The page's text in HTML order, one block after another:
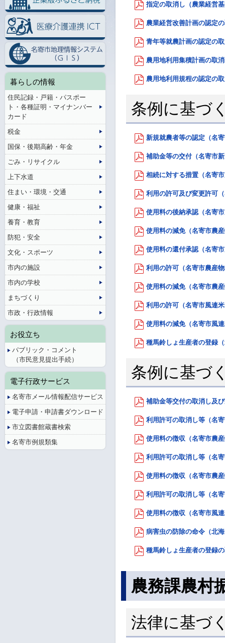
指定の取消し（農業経営
農業経営改善計画の認定
青年等就農計画の認定の
農用地利用集積計画の取
農用地利用規程の認定の
条例に基づ
新規就農者等の認定（名
補助金等の交付（名寄市
相続に対する措置（名寄
利用の許可及び変更許可
使用料の後納承認（名寄
使用料の減免（名寄市農
使用料の還付承認（名寄
利用の許可（名寄市農産
使用料の減免（名寄市農
利用の許可（名寄市風連
使用料の減免（名寄市風
種馬鈴しょ生産者の登録
条例に基づ
補助金等交付の取消し及
利用許可の取消し等（名
使用料の徴収（名寄市農
利用許可の取消し等（名
使用料の徴収（名寄市農
利用許可の取消し等（名
使用料の徴収（名寄市風
病害虫の防除の命令（北
種馬鈴しょ生産者の登録
農務課農村
法律に基づ
暮らしの情報
住民記録・戸籍・パスポー
ト・各種証明・マイナンバー
カード
税金
国保・後期高齢・年金
ごみ・リサイクル
上下水道
住まい・環境・交通
健康・福祉
養育・教育
防犯・安全
文化・スポーツ
市内の施設
市内の学校
まちづくり
市政・行政情報
お役立ち
パブリック・コメント
（市民意見提出手続）
電子行政サービス
名寄市メール情報配信サービス
電子申請・申請書ダウンロード
市立図書館蔵書検索
名寄市例規類集